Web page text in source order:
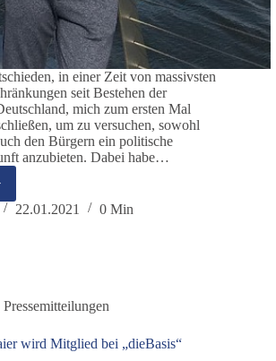
in einer Zeit von massivsten
seit Bestehen der
mich zum ersten Mal
um zu versuchen, sowohl
den Bürgern ein politische
anzubieten. Dabei habe…
22.01.2021 0 Min
Pressemitteilungen
wird Mitglied bei „dieBasis“